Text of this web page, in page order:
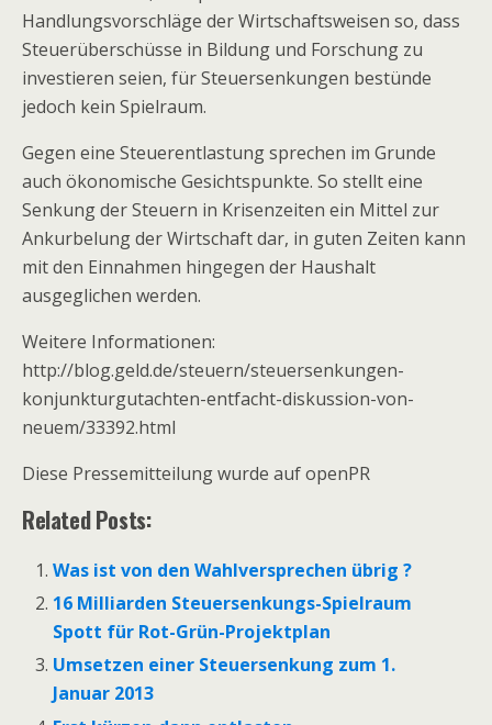
Handlungsvorschläge der Wirtschaftsweisen so, dass
Steuerüberschüsse in Bildung und Forschung zu
investieren seien, für Steuersenkungen bestünde
jedoch kein Spielraum.
Gegen eine Steuerentlastung sprechen im Grunde
auch ökonomische Gesichtspunkte. So stellt eine
Senkung der Steuern in Krisenzeiten ein Mittel zur
Ankurbelung der Wirtschaft dar, in guten Zeiten kann
mit den Einnahmen hingegen der Haushalt
ausgeglichen werden.
Weitere Informationen:
http://blog.geld.de/steuern/steuersenkungen-
konjunkturgutachten-entfacht-diskussion-von-
neuem/33392.html
Diese Pressemitteilung wurde auf openPR
Related Posts:
Was ist von den Wahlversprechen übrig ?
16 Milliarden Steuersenkungs-Spielraum
Spott für Rot-Grün-Projektplan
Umsetzen einer Steuersenkung zum 1.
Januar 2013